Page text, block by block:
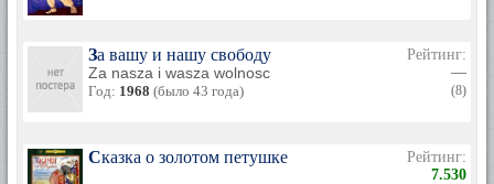
За вашу и нашу свободу
Za nasza i wasza wolnosc
Год: 1968 (было 43 года)
Рейтинг:
—
(8)
Сказка о золотом петушке
Рейтинг:
7.530